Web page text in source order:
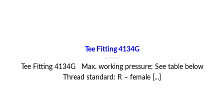
Tee Fitting 4134G
Tee Fitting 4134G Max. working pressure: See table below
Thread standard: R – female [...]